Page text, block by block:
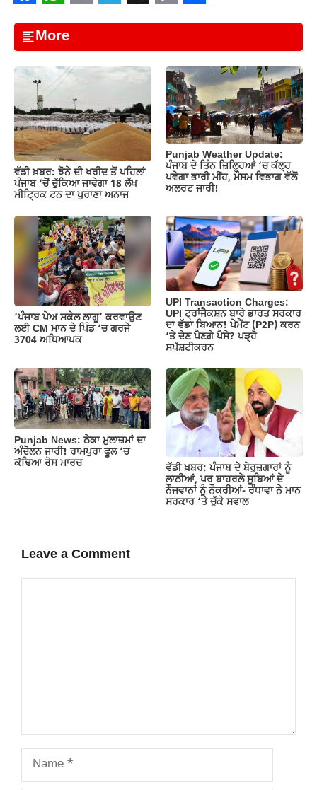
F
a
c
e
b
o
o
k
W
h
a
t
s
A
p
p
E
a
i
l
T
l
e
g
r
a
m
X C
p
y
L
n
k
S
a
r
e
More
ਵੱਡੀ ਖ਼ਬਰ: ਝੋਨੇ ਦੀ ਖਰੀਦ ਤੋਂ ਪਹਿਲਾਂ
ਪੰਜਾਬ ‘ਚੋਂ ਚੁੱਕਿਆ ਜਾਵੇਗਾ 18 ਲੱਖ
ਮੀਟ੍ਰਿਕ ਟਨ ਦਾ ਪੁਰਾਣਾ ਅਨਾਜ
Punjab Weather Update:
ਪੰਜਾਬ ਦੇ ਤਿੰਨ ਜ਼‍ਿਲ੍ਹਿਆਂ ‘ਚ ਕੱਲ੍ਹ
ਪਵੇਗਾ ਭਾਰੀ ਮੀਂਹ, ਮੌਸਮ ਵਿਭਾਗ ਵੱਲੋਂ
ਅਲਰਟ ਜਾਰੀ!
‘ਪੰਜਾਬ ਪੇਅ ਸਕੇਲ ਲਾਗੂ’ ਕਰਵਾਉਣ
ਲਈ CM ਮਾਨ ਦੇ ਪਿੰਡ ‘ਚ ਗਰਜੇ
3704 ਅਧਿਆਪਕ
UPI Transaction Charges:
UPI ਟ੍ਰਾਂਜੈਕਸ਼ਨ ਬਾਰੇ ਭਾਰਤ ਸਰਕਾਰ
ਦਾ ਵੱਡਾ ਬਿਆਨ! ਪੇਮੈਂਟ (P2P) ਕਰਨ
‘ਤੇ ਦੇਣ ਪੈਣਗੇ ਪੈਸੇ? ਪੜ੍ਹੋ
ਸਪੱਸ਼ਟੀਕਰਨ
Punjab News: ਠੇਕਾ ਮੁਲਾਜ਼ਮਾਂ ਦਾ
ਅੰਦੋਲਨ ਜਾਰੀ! ਰਾਮਪੁਰਾ ਫੂਲ ‘ਚ
ਕੱਢਿਆ ਰੋਸ ਮਾਰਚ
ਵੱਡੀ ਖ਼ਬਰ: ਪੰਜਾਬ ਦੇ ਬੇਰੁਜ਼ਗਾਰਾਂ ਨੂੰ
ਲਾਠੀਆਂ, ਪਰ ਬਾਹਰਲੇ ਸੂਬਿਆਂ ਦੇ
ਨੌਜਵਾਨਾਂ ਨੂੰ ਨੌਕਰੀਆਂ- ਰੰਧਾਵਾ ਨੇ ਮਾਨ
ਸਰਕਾਰ ‘ਤੇ ਚੁੱਕੇ ਸਵਾਲ
Leave a Comment
Name